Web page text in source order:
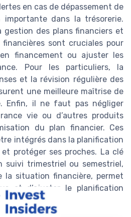
en cas de dépassement de
dans la trésorerie.
gestion des plans financiers et
financières sont cruciales pour
financement ou ajuster les
Pour les particuliers, la
et la révision régulière des
une meilleure maîtrise de
Enfin, il ne faut pas négliger
vie ou d’autres produits
du plan financier. Ces
intégrés dans la planification
et protéger ses proches. La clé
suivi trimestriel ou semestriel,
la situation financière, permet
et d’ajuster le planification